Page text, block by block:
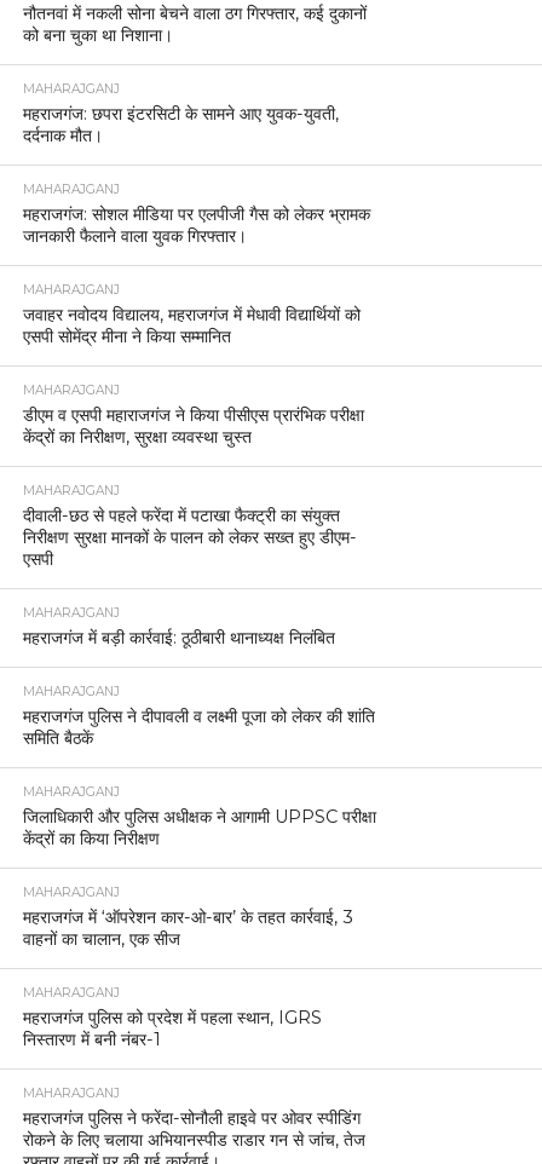
नौतनवां में नकली सोना बेचने वाला ठग गिरफ्तार, कई दुकानों
को बना चुका था निशाना।
MAHARAJGANJ
महराजगंज: छपरा इंटरसिटी के सामने आए युवक-युवती,
दर्दनाक मौत।
MAHARAJGANJ
महराजगंज: सोशल मीडिया पर एलपीजी गैस को लेकर भ्रामक
जानकारी फैलाने वाला युवक गिरफ्तार।
MAHARAJGANJ
जवाहर नवोदय विद्यालय, महराजगंज में मेधावी विद्यार्थियों को
एसपी सोमेंद्र मीना ने किया सम्मानित
MAHARAJGANJ
डीएम व एसपी महाराजगंज ने किया पीसीएस प्रारंभिक परीक्षा
केंद्रों का निरीक्षण, सुरक्षा व्यवस्था चुस्त
MAHARAJGANJ
दीवाली-छठ से पहले फरेंदा में पटाखा फैक्ट्री का संयुक्त
निरीक्षण सुरक्षा मानकों के पालन को लेकर सख्त हुए डीएम-
एसपी
MAHARAJGANJ
महराजगंज में बड़ी कार्रवाई: ठूठीबारी थानाध्यक्ष निलंबित
MAHARAJGANJ
महराजगंज पुलिस ने दीपावली व लक्ष्मी पूजा को लेकर की शांति
समिति बैठकें
MAHARAJGANJ
जिलाधिकारी और पुलिस अधीक्षक ने आगामी UPPSC परीक्षा
केंद्रों का किया निरीक्षण
MAHARAJGANJ
महराजगंज में ‘ऑपरेशन कार-ओ-बार’ के तहत कार्रवाई, 3
वाहनों का चालान, एक सीज
MAHARAJGANJ
महराजगंज पुलिस को प्रदेश में पहला स्थान, IGRS
निस्तारण में बनी नंबर-1
MAHARAJGANJ
महराजगंज पुलिस ने फरेंदा-सोनौली हाइवे पर ओवर स्पीडिंग
रोकने के लिए चलाया अभियानस्पीड राडार गन से जांच, तेज